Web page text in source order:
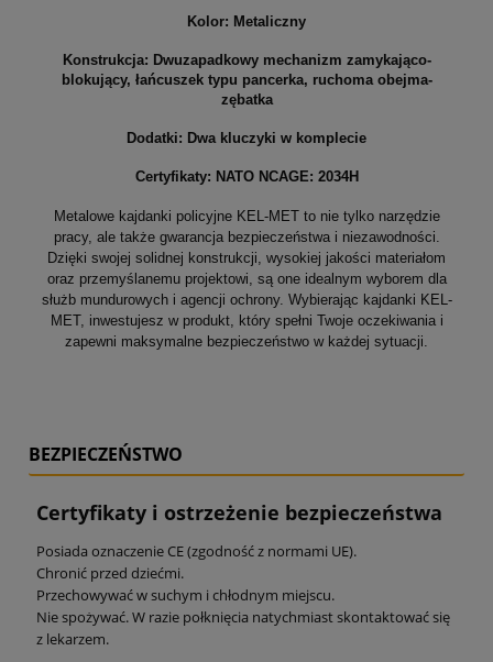
Kolor: Metaliczny
Konstrukcja: Dwuzapadkowy mechanizm zamykająco-
blokujący, łańcuszek typu pancerka, ruchoma obejma-
zębatka
Dodatki: Dwa kluczyki w komplecie
Certyfikaty: NATO NCAGE: 2034H
Metalowe kajdanki policyjne KEL-MET to nie tylko narzędzie
pracy, ale także gwarancja bezpieczeństwa i niezawodności.
Dzięki swojej solidnej konstrukcji, wysokiej jakości materiałom
oraz przemyślanemu projektowi, są one idealnym wyborem dla
służb mundurowych i agencji ochrony. Wybierając kajdanki KEL-
MET, inwestujesz w produkt, który spełni Twoje oczekiwania i
zapewni maksymalne bezpieczeństwo w każdej sytuacji.
BEZPIECZEŃSTWO
Certyfikaty i ostrzeżenie bezpieczeństwa
Posiada oznaczenie CE (zgodność z normami UE).
Chronić przed dziećmi.
Przechowywać w suchym i chłodnym miejscu.
Nie spożywać. W razie połknięcia natychmiast skontaktować się
z lekarzem.